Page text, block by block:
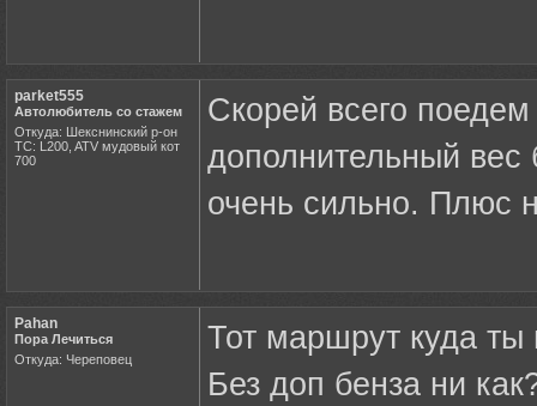
parket555
Автолюбитель со стажем
Откуда: Шекснинский р-он
ТС: L200, ATV мудовый кот
700
Скорей всего
дополнительный
очень сильно. Плюс
Pahan
Пора Лечиться
Откуда: Череповец
Тот маршрут куда ты
Без доп бенза ни